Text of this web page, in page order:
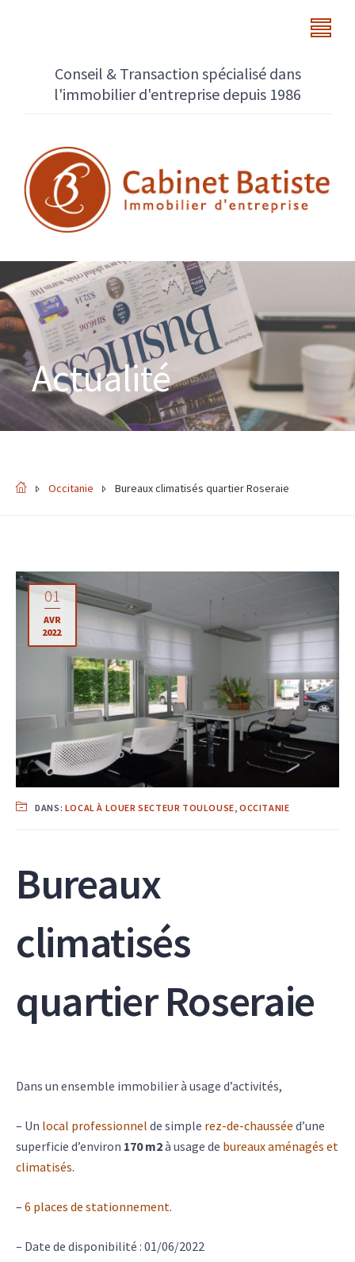
Conseil & Transaction spécialisé dans
l'immobilier d'entreprise depuis 1986
Actualité
Occitanie Bureaux climatisés quartier Roseraie
01
AVR
2022
DANS: LOCAL À LOUER SECTEUR TOULOUSE ,OCCITANIE
Bureaux
climatisés
quartier Roseraie
Dans un ensemble immobilier à usage d’activités,
– Un local professionnel de simple rez-de-chaussée d’une
superficie d’environ 170 m2à usage de bureaux aménagés et
climatisés.
– 6 places de stationnement.
– Date de disponibilité : 01/06/2022